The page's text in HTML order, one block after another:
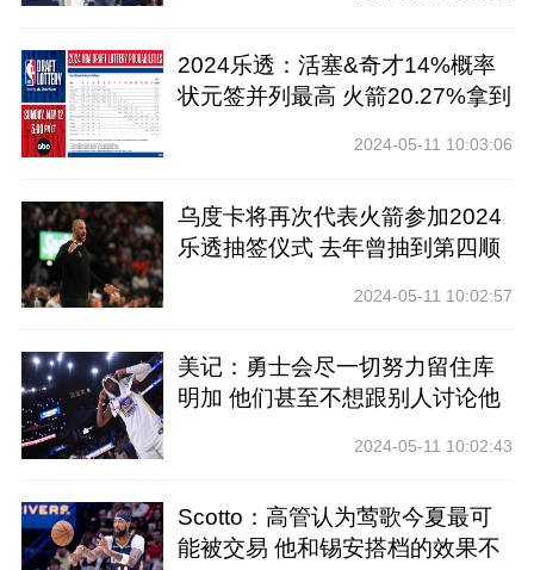
2024乐透：活塞&奇才14%概率
状元签并列最高 火箭20.27%拿到
2024-05-11 10:03:06
乌度卡将再次代表火箭参加2024
乐透抽签仪式 去年曾抽到第四顺
2024-05-11 10:02:57
美记：勇士会尽一切努力留住库
明加 他们甚至不想跟别人讨论他
2024-05-11 10:02:43
Scotto：高管认为莺歌今夏最可
能被交易 他和锡安搭档的效果不